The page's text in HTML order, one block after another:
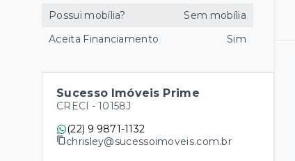
Possui mobília?
Sem mobília
Aceita Financiamento
Sim
Sucesso Imóveis Prime
CRECI - 10158J
(22) 9 9871-1132
chrisley@sucessoimoveis.com.br